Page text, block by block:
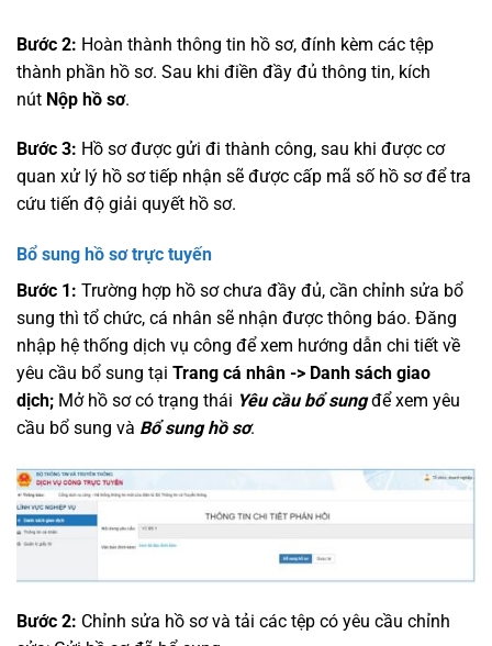
Bước 2: Hoàn thành thông tin hồ sơ, đính kèm các tệp
thành phần hồ sơ. Sau khi điền đầy đủ thông tin, kích
nút Nộp hồ sơ.
Bước 3: Hồ sơ được gửi đi thành công, sau khi được cơ
quan xử lý hồ sơ tiếp nhận sẽ được cấp mã số hồ sơ để tra
cứu tiến độ giải quyết hồ sơ.
Bổ sung hồ sơ trực tuyến
Bước 1: Trường hợp hồ sơ chưa đầy đủ, cần chỉnh sửa bổ
sung thì tổ chức, cá nhân sẽ nhận được thông báo. Đăng
nhập hệ thống dịch vụ công để xem hướng dẫn chi tiết về
yêu cầu bổ sung tại Trang cá nhân -> Danh sách giao
dịch; Mở hồ sơ có trạng thái Yêu cầu bổ sungđể xem yêu
cầu bổ sung và Bổ sung hồ sơ.
Bước 2: Chỉnh sửa hồ sơ và tải các tệp có yêu cầu chỉnh